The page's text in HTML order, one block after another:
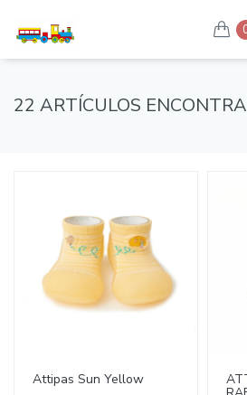
22 ARTÍCULOS
Attipas Sun Yellow